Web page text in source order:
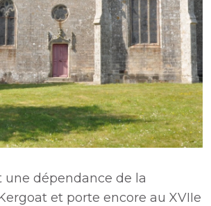
une dépendance de la
et porte encore au XVIIe